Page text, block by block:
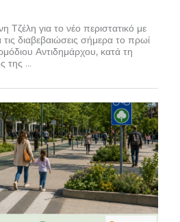
Τζέλη για το νέο περιστατικό με
διαβεβαιώσεις σήμερα το πρωί
Αντιδημάρχου, κατά τη
της ...